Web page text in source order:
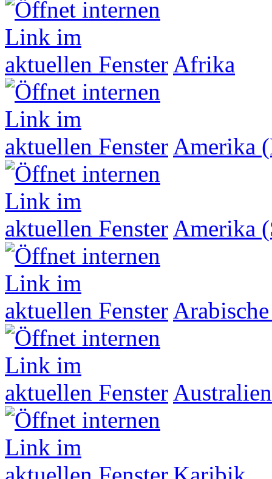
Afrika
Amerika
Amerika
Australien